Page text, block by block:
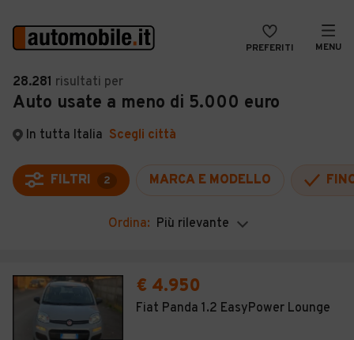
PREFERITI MENU
Auto
Auto usate
Auto Km 0
Auto Nuove
Noleggio a lungo termine
Moto
Camper
VENDI
MAGAZINE
ACCEDI
28.281 risultati per
Auto usate a meno di 5.000 euro
In tutta Italia Scegli città
FILTRI 2 MARCA E MODELLO
Ordina: Più rilevante
€ 4.950
Fiat Panda 1.2 EasyPower Lounge